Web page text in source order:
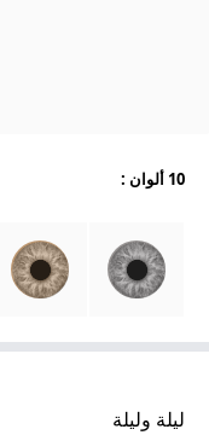
ليلة وليلة
10 ألوان :